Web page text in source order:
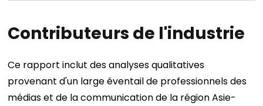
Contributeurs de l'industrie
Ce rapport inclut des analyses qualitatives
provenant d'un large éventail de professionnels des
médias et de la communication de la région Asie-